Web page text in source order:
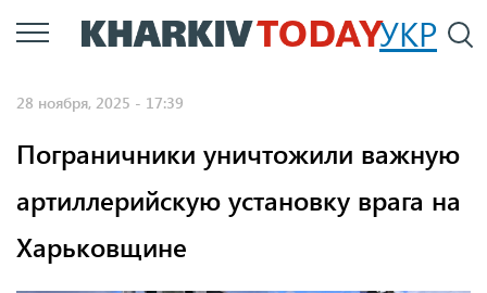
Перейти
к
УКР
28 ноября, 2025 - 17:39
Пограничники уничтожили важную
артиллерийскую установку врага на
Харьковщине